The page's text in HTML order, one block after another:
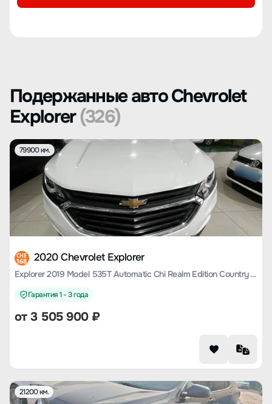
Подержанные авто Chevrolet
Explorer(326)
79900 км.
CHE
168 2020 Chevrolet Explorer
Explorer 2019 Model 535T Automatic Chi Realm Edition Country VI
Гарантия 1 - 3 года
от3 505 900₽
21200 км.